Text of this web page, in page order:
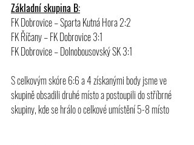
Základní skupina B:
FK Dobrovice – Sparta Kutná Hora 2:2
FK Říčany – FK Dobrovice 3:1
FK Dobrovice – Dolnobousovský SK 3:1
S celkovým skóre 6:6 a 4 získanými body jsme ve
skupině obsadili druhé místo a postoupili do stříbrné
skupiny, kde se hrálo o celkové umístění 5-8 místo